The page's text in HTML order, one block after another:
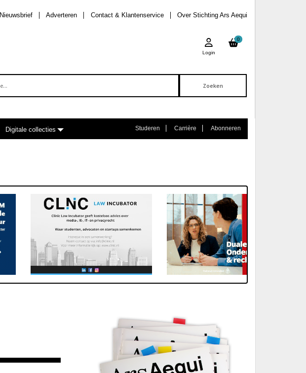
Over Stichting Ars Aequi
Contact & Klantenservice
Adverteren
Nieuwsbrief
0
Login
Digitale collecties Studeren Carrière Abonneren